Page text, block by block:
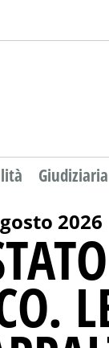
Giudiziaria
2026